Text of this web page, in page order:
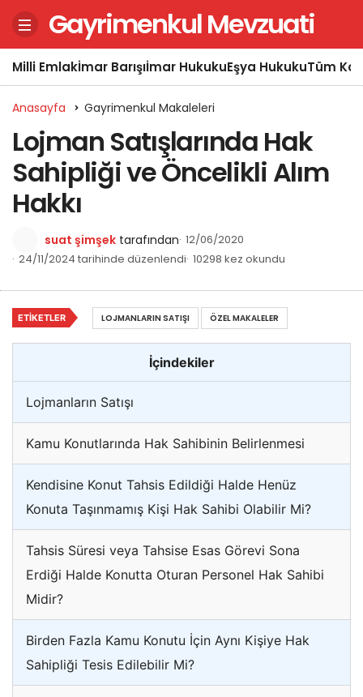
Gayrimenkul Mevzuati
Milli Emlakİmar Barışıİmar HukukuEşya HukukuTüm
Anasayfa Gayrimenkul Makaleleri
Lojman Satışlarında Hak
Sahipliği ve Öncelikli Alım
Hakkı
suat şimşek tarafından 12/06/2020
24/11/2024 tarihinde düzenlendi 10298 kez okundu
İçindekiler
Lojmanların Satışı
Kamu Konutlarında Hak Sahibinin Belirlenmesi
Kendisine Konut Tahsis Edildiği Halde Henüz
Konuta Taşınmamış Kişi Hak Sahibi Olabilir Mi?
Tahsis Süresi veya Tahsise Esas Görevi Sona
Erdiği Halde Konutta Oturan Personel Hak Sahibi
Midir?
Birden Fazla Kamu Konutu İçin Aynı Kişiye Hak
Sahipliği Tesis Edilebilir Mi?
ETIKETLER LOJMANLARIN SATIŞI ÖZEL MAKALELER